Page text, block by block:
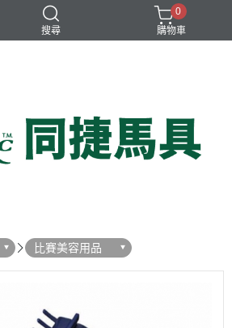
搜尋
0
購物車
比賽美容用品